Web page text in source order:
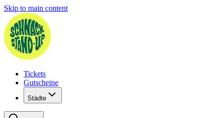
Skip to main content
Tickets
Gutscheine
Städte